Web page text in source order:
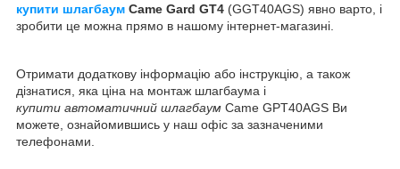
купити шлагбаум Came Gard GT4 (GGT40AGS) явно варто, і
зробити це можна прямо в нашому інтернет-магазині.
Отримати додаткову інформацію або інструкцію, а також
дізнатися, яка ціна на монтаж шлагбаума і
купити автоматичний шлагбаум Came GPT40AGS Ви
можете, ознайомившись у наш офіс за зазначеними
телефонами.